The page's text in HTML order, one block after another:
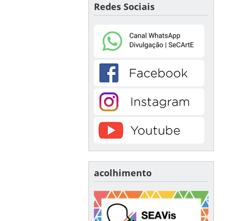
Redes Sociais
acolhimento